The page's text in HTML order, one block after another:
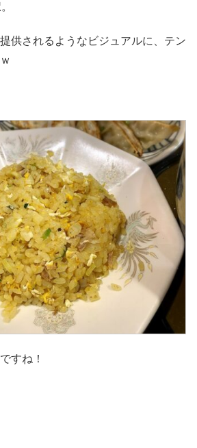
供されるようなビジュアルに、テン
すね！